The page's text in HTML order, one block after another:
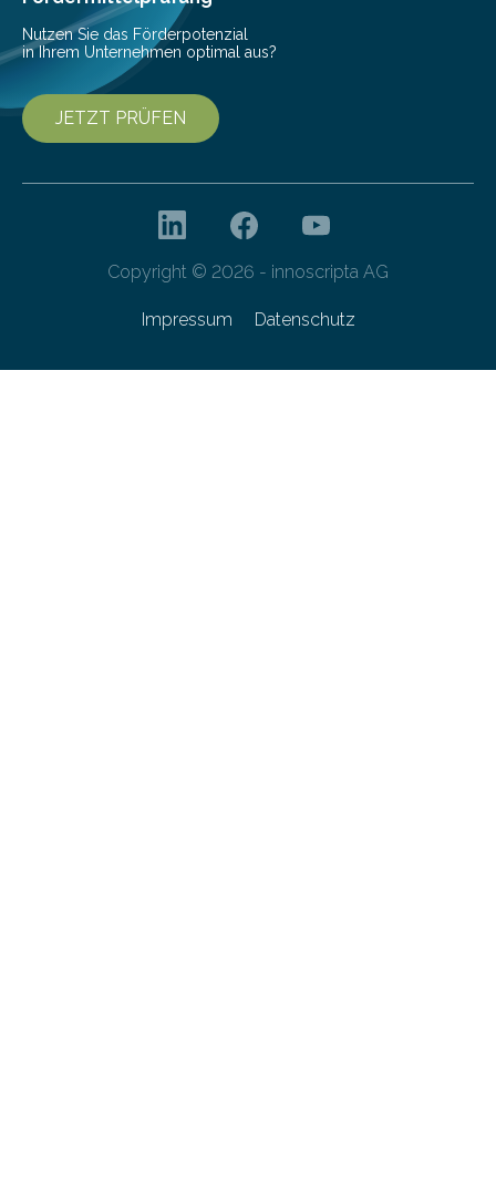
Forschungsprogramm „Datenrekonstruktion…
Nutzen Sie das Förderpotenzial
in Ihrem Unternehmen optimal aus?
JETZT PRÜFEN
Copyright © 2026 - innoscripta AG
Impressum Datenschutz